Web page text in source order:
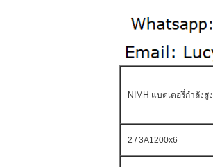
NIMH แบตเตอรี่กำลังสูง
2 / 3A1200x6